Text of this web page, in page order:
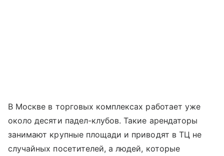
В Москве в торговых комплексах работает уже
около десяти падел-клубов. Такие арендаторы
занимают крупные площади и приводят в ТЦ не
случайных посетителей, а людей, которые